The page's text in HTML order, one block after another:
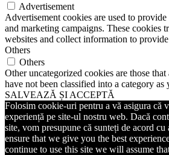
Advertisement
Advertisement cookies are used to
and marketing campaigns. These cookies
websites and collect information to
Others
Others
Other uncategorized cookies are those
have not been classified into a category as
SALVEAZĂ ȘI ACCEPTĂ
Folosim cookie-uri pentru a vă asigura că
experiență pe site-ul nostru web. Dacă
site, vom presupune că sunteți de acord cu
ensure that we give you the best
continue to use this site we will assume